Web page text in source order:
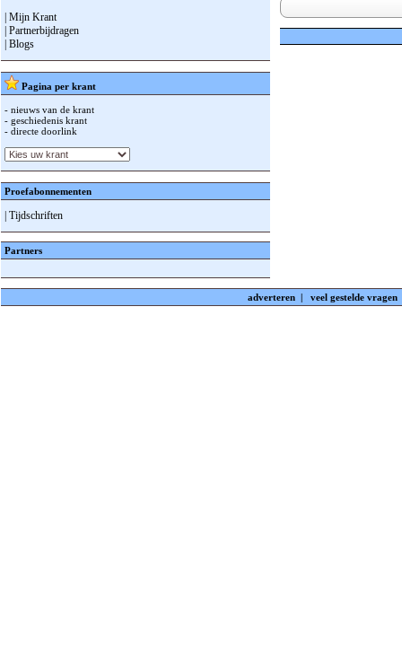
| Mijn Krant
| Partnerbijdragen
| Blogs
Pagina per krant
- nieuws van de krant
- geschiedenis krant
- directe doorlink
Proefabonnementen
| Tijdschriften
Partners
adverteren | veel gestelde vragen